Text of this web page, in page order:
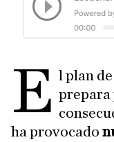
E l plan
prepara
ha provocado